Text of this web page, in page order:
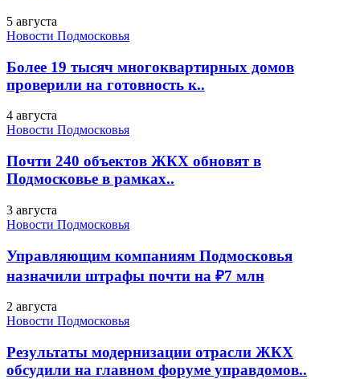
5 августа
Новости Подмосковья
Более 19 тысяч многоквартирных домов
проверили на готовность к..
4 августа
Новости Подмосковья
Почти 240 объектов ЖКХ обновят в
Подмосковье в рамках..
3 августа
Новости Подмосковья
Управляющим компаниям Подмосковья
назначили штрафы почти на ₽7 млн
2 августа
Новости Подмосковья
Результаты модернизации отрасли ЖКХ
обсудили на главном форуме управдомов..